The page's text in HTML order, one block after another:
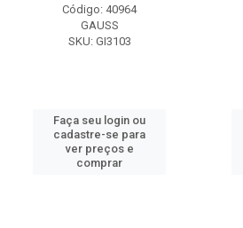
Código: 40964
GAUSS
SKU: GI3103
Faça seu login ou
cadastre-se para
ver preços e
comprar